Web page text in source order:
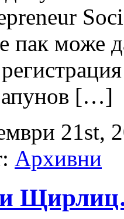
пак може
[…]
21st,
Архивни
и